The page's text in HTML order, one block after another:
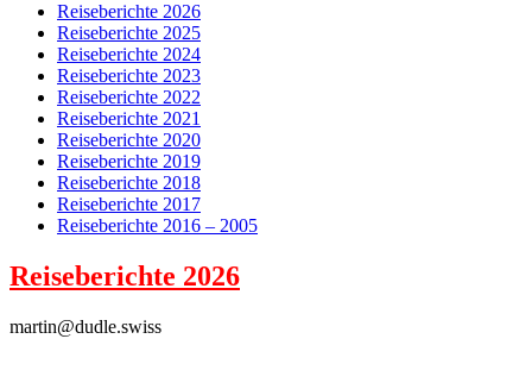
Reiseberichte 2026
Reiseberichte 2025
Reiseberichte 2024
Reiseberichte 2023
Reiseberichte 2022
Reiseberichte 2021
Reiseberichte 2020
Reiseberichte 2019
Reiseberichte 2018
Reiseberichte 2017
Reiseberichte 2016 – 2005
Reiseberichte 2026
martin@dudle.swiss